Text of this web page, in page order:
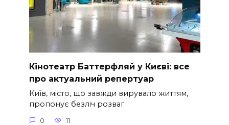
Кінотеатр Баттерфляй у Києві: все
про актуальний репертуар
Київ, місто, що завжди вирувало життям,
пропонує безліч розваг.
0 11